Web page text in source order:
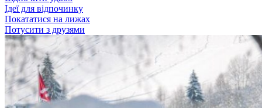
Ідеї для відпочинку
Покататися на лижах
Потусити з друзями